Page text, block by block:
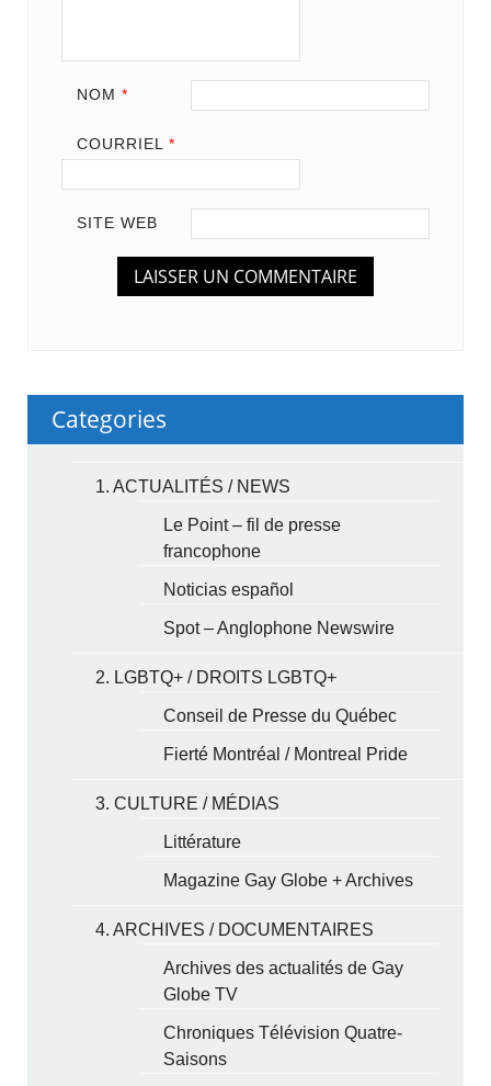
NOM *
COURRIEL *
SITE WEB
Categories
1. ACTUALITÉS / NEWS
Le Point – fil de presse
francophone
Noticias español
Spot – Anglophone Newswire
2. LGBTQ+ / DROITS LGBTQ+
Conseil de Presse du Québec
Fierté Montréal / Montreal Pride
3. CULTURE / MÉDIAS
Littérature
Magazine Gay Globe + Archives
4. ARCHIVES / DOCUMENTAIRES
Archives des actualités de Gay
Globe TV
Chroniques Télévision Quatre-
Saisons